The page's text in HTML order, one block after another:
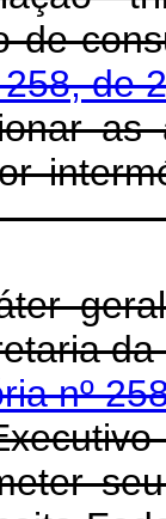
de
as
nº